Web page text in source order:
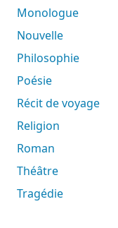
Monologue
Nouvelle
Philosophie
Poésie
Récit de voyage
Religion
Roman
Théâtre
Tragédie